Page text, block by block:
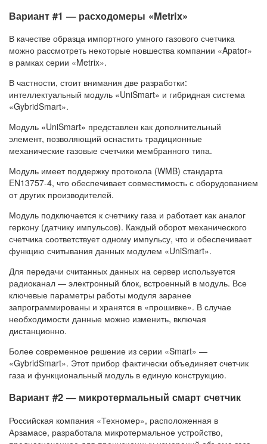
Вариант #1 — расходомеры «Metrix»
В качестве образца импортного умного газового счетчика
можно рассмотреть некоторые новшества компании «Apator»
в рамках серии «Metrix».
В частности, стоит внимания две разработки:
интеллектуальный модуль «UniSmart» и гибридная система
«GybridSmart».
Модуль «UniSmart» представлен как дополнительный
элемент, позволяющий оснастить традиционные
механические газовые счетчики мембранного типа.
Модуль имеет поддержку протокола (WMB) стандарта
EN13757-4, что обеспечивает совместимость с оборудованием
от других производителей.
Модуль подключается к счетчику газа и работает как аналог
геркону (датчику импульсов). Каждый оборот механического
счетчика соответствует одному импульсу, что и обеспечивает
функцию считывания данных модулем «UniSmart».
Для передачи считанных данных на сервер используется
радиоканал — электронный блок, встроенный в модуль. Все
ключевые параметры работы модуля заранее
запрограммированы и хранятся в «прошивке». В случае
необходимости данные можно изменить, включая
дистанционно.
Более современное решение из серии «Smart» —
«GybridSmart». Этот прибор фактически объединяет счетчик
газа и функциональный модуль в единую конструкцию.
Вариант #2 — микротермальный смарт счетчик
Российская компания «Техномер», расположенная в
Арзамасе, разработала микротермальное устройство,